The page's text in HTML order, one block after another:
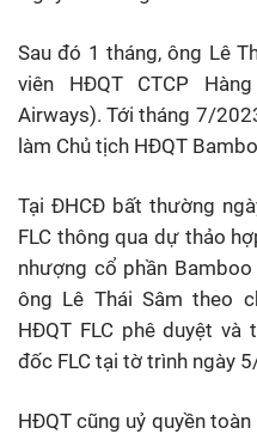
Sau đó 1 tháng, ông Lê
viên HĐQT CTCP
Airways). Tới tháng 7/
làm Chủ tịch HĐQT
Tại ĐHCĐ bất thường
FLC thông qua dự thảo
nhượng cổ phần
ông Lê Thái Sâm theo
HĐQT FLC phê duyệt và
đốc FLC tại tờ trình ngày
HĐQT cũng uỷ quyền